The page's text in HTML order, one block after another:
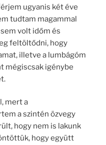
ugyanis két éve
tudtam magammal
volt időm és
feltöltődni, hogy
illetve a lumbágóm
mégiscsak igénybe
mert a
a szintén özvegy
hogy nem is lakunk
hogy együtt